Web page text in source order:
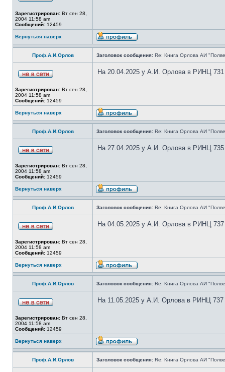
Зарегистрирован: Вт сен 28,
2004 11:58 am
Сообщений: 12459
Вернуться наверх
Проф.А.И.Орлов Заголовок сообщения: Re: Книга Орлова АИ
Зарегистрирован: Вт сен 28,
2004 11:58 am
Сообщений: 12459
На 20.04.2025 у А.И. Орлова в РИНЦ 731
Вернуться наверх
Проф.А.И.Орлов Заголовок сообщения: Re: Книга Орлова АИ
Зарегистрирован: Вт сен 28,
2004 11:58 am
Сообщений: 12459
На 27.04.2025 у А.И. Орлова в РИНЦ 735
Вернуться наверх
Проф.А.И.Орлов Заголовок сообщения: Re: Книга Орлова АИ
Зарегистрирован: Вт сен 28,
2004 11:58 am
Сообщений: 12459
На 04.05.2025 у А.И. Орлова в РИНЦ 737
Вернуться наверх
Проф.А.И.Орлов Заголовок сообщения: Re: Книга Орлова АИ
Зарегистрирован: Вт сен 28,
2004 11:58 am
Сообщений: 12459
На 11.05.2025 у А.И. Орлова в РИНЦ 737
Вернуться наверх
Проф.А.И.Орлов Заголовок сообщения: Re: Книга Орлова АИ